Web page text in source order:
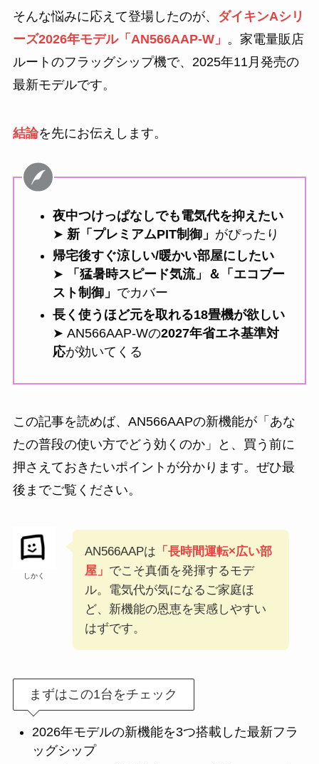
そんな悩みに応えて登場したのが、 ダイキンAシリ
ーズ2026年モデル「AN566AAP-W」 。家電量販店
ルートのフラッグシップ機で、2025年11月発売の
最新モデルです。
結論を先にお伝えします。
夜中つけっぱなしでも電気代を抑えたい
➤ 新「プレミアムPIT制御」 がぴったり
帰宅後すぐ涼しい/暖かい部屋にしたい
➤
「猛暑時スピード気流」＆「エコブー
スト制御」 でカバー
長く使うほど元を取れる18畳機が欲しい
➤ AN566AAP-Wの2027年省エネ基準対
応が効いてくる
この記事を読めば、AN566AAPの新機能が「あな
たの普段の使い方でどう効くのか」と、買う前に
押さえておきたいポイントが分かります。ぜひ最
後までご覧ください。
しかく
AN566AAPは 「長時間運転×広い部
屋」 でこそ真価を発揮するモデ
ル。電気代が気になるご家庭ほ
ど、新機能の恩恵を実感しやすい
はずです。
まずはこの1台をチェック
2026年モデルの新機能を3つ搭載した最新フラ
ッグシップ